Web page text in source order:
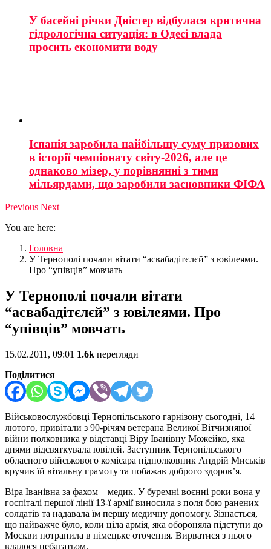
У басейні річки Дністер відбулася критична
гідрологічна ситуація: в Одесі влада
просить економити воду
Іспанія заробила найбільшу суму призових
в історії чемпіонату світу-2026, але це
однаково мізер, у порівнянні з тими
мільярдами, що заробили засновники ФІФА
Previous Next
You are here:
Головна
У Тернополі почали вітати “асвабадітєлєй” з ювілеями.
Про “упівців” мовчать
У Тернополі почали вітати
“асвабадітєлєй” з ювілеями. Про
“упівців” мовчать
15.02.2011, 09:01 1.6k перегляди
Поділитися
Військовослужбовці Тернопільського гарнізону сьогодні, 14
лютого, привітали з 90-річям ветерана Великої Вітчизняної
війни полковника у відставці Віру Іванівну Можейко, яка
днями відсвяткувала ювілей. Заступник Тернопільського
обласного військового комісара підполковник Андрій Миськів
вручив їй вітальну грамоту та побажав доброго здоров’я.
Віра Іванівна за фахом – медик. У буремні воєнні роки вона у
госпіталі першої лінії 13-ї армії виносила з поля бою ранених
солдатів та надавала їм першу медичну допомогу. Зізнається,
що найважче було, коли ціла армія, яка обороняла підступи до
Москви потрапила в німецьке оточення. Вирватися з нього
вдалося небагатьом.